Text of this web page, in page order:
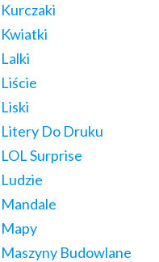
Kurczaki
Kwiatki
Lalki
Liście
Liski
Litery Do Druku
LOL Surprise
Ludzie
Mandale
Mapy
Maszyny Budowlane